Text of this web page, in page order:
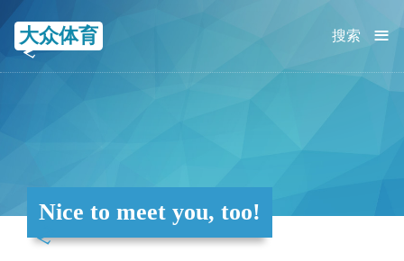
大众体育 ≡
搜索
Nice to meet you, too!